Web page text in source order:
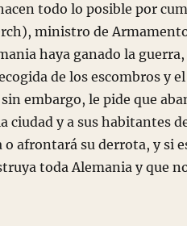
todo lo posible por
ministro de
haya ganado la
de los escombros y
embargo, le pide que
ciudad y a sus habitantes
o afrontará su derrota, y si
toda Alemania y que